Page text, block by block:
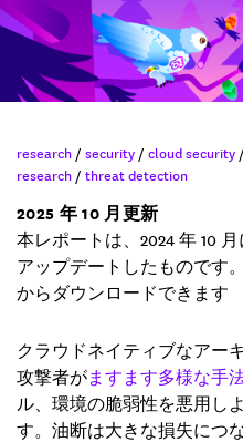
research / security / cloud security /
research / threat detection
2025 年 10 月更新
本レポートは、2024 年 10
アップデートしたものです
からダウンロードできます
クラウドネイティブなアー
攻撃者がますます多様な手
ル、環境の脆弱性を悪用し
す。油断は大きな損失につ